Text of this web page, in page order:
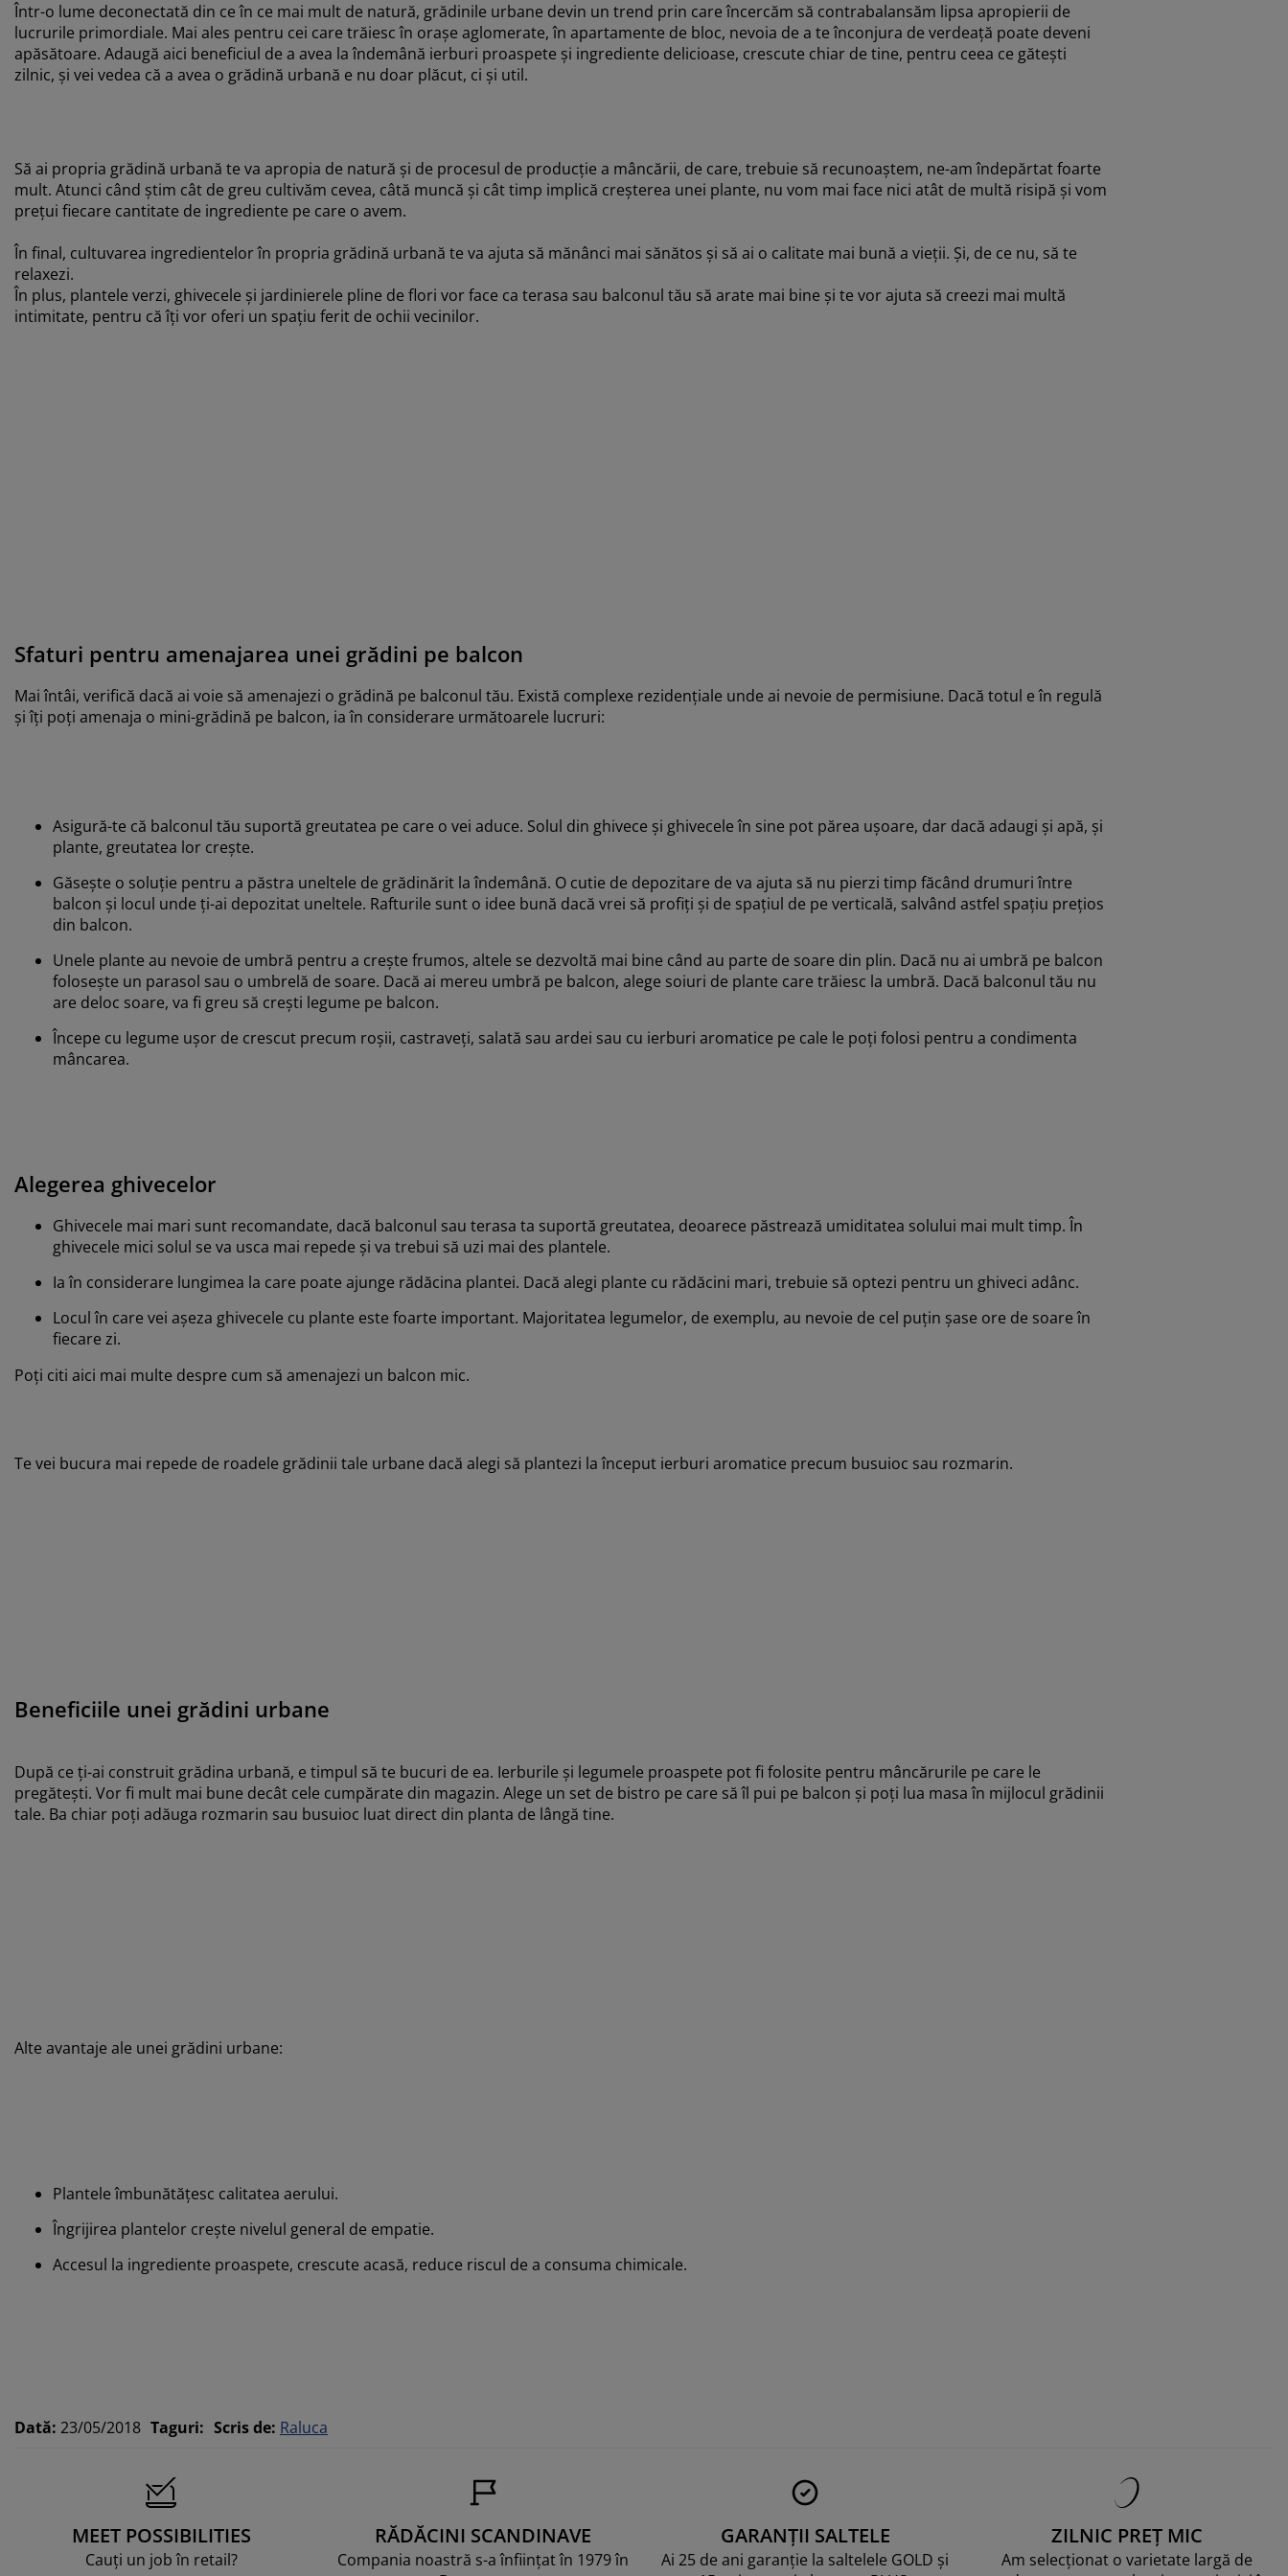
Într-o lume deconectată din ce în ce mai mult de natură, grădinile urbane devin un trend prin care încercăm să contrabalansăm lipsa apropierii de
lucrurile primordiale. Mai ales pentru cei care trăiesc în orașe aglomerate, în apartamente de bloc, nevoia de a te înconjura de verdeață poate deveni
apăsătoare. Adaugă aici beneficiul de a avea la îndemână ierburi proaspete și ingrediente delicioase, crescute chiar de tine, pentru ceea ce gătești
zilnic, și vei vedea că a avea o grădină urbană e nu doar plăcut, ci și util.
Să ai propria grădină urbană te va apropia de natură și de procesul de producție a mâncării, de care, trebuie să recunoaștem, ne-am îndepărtat foarte
mult. Atunci când știm cât de greu cultivăm cevea, câtă muncă și cât timp implică creșterea unei plante, nu vom mai face nici atât de multă risipă și vom
prețui fiecare cantitate de ingrediente pe care o avem.
În final, cultuvarea ingredientelor în propria grădină urbană te va ajuta să mănânci mai sănătos și să ai o calitate mai bună a vieții. Și, de ce nu, să te
relaxezi.
În plus, plantele verzi, ghivecele și jardinierele pline de flori vor face ca terasa sau balconul tău să arate mai bine și te vor ajuta să creezi mai multă
intimitate, pentru că îți vor oferi un spațiu ferit de ochii vecinilor.
Sfaturi pentru amenajarea unei grădini pe balcon
Mai întâi, verifică dacă ai voie să amenajezi o grădină pe balconul tău. Există complexe rezidențiale unde ai nevoie de permisiune. Dacă totul e în regulă
și îți poți amenaja o mini-grădină pe balcon, ia în considerare următoarele lucruri:
Asigură-te că balconul tău suportă greutatea pe care o vei aduce. Solul din ghivece și ghivecele în sine pot părea ușoare, dar dacă adaugi și apă, și
plante, greutatea lor crește.
Găsește o soluție pentru a păstra uneltele de grădinărit la îndemână. O cutie de depozitare de va ajuta să nu pierzi timp făcând drumuri între
balcon și locul unde ți-ai depozitat uneltele. Rafturile sunt o idee bună dacă vrei să profiți și de spațiul de pe verticală, salvând astfel spațiu prețios
din balcon.
Unele plante au nevoie de umbră pentru a crește frumos, altele se dezvoltă mai bine când au parte de soare din plin. Dacă nu ai umbră pe balcon
folosește un parasol sau o umbrelă de soare. Dacă ai mereu umbră pe balcon, alege soiuri de plante care trăiesc la umbră. Dacă balconul tău nu
are deloc soare, va fi greu să crești legume pe balcon.
Începe cu legume ușor de crescut precum roșii, castraveți, salată sau ardei sau cu ierburi aromatice pe cale le poți folosi pentru a condimenta
mâncarea.
Alegerea ghivecelor
Ghivecele mai mari sunt recomandate, dacă balconul sau terasa ta suportă greutatea, deoarece păstrează umiditatea solului mai mult timp. În
ghivecele mici solul se va usca mai repede și va trebui să uzi mai des plantele.
Ia în considerare lungimea la care poate ajunge rădăcina plantei. Dacă alegi plante cu rădăcini mari, trebuie să optezi pentru un ghiveci adânc.
Locul în care vei așeza ghivecele cu plante este foarte important. Majoritatea legumelor, de exemplu, au nevoie de cel puțin șase ore de soare în
fiecare zi.
Poți citi aici mai multe despre cum să amenajezi un balcon mic.
Te vei bucura mai repede de roadele grădinii tale urbane dacă alegi să plantezi la început ierburi aromatice precum busuioc sau rozmarin.
Beneficiile unei grădini urbane
După ce ți-ai construit grădina urbană, e timpul să te bucuri de ea. Ierburile și legumele proaspete pot fi folosite pentru mâncărurile pe care le
pregătești. Vor fi mult mai bune decât cele cumpărate din magazin. Alege un set de bistro pe care să îl pui pe balcon și poți lua masa în mijlocul grădinii
tale. Ba chiar poți adăuga rozmarin sau busuioc luat direct din planta de lângă tine.
Alte avantaje ale unei grădini urbane:
Plantele îmbunătățesc calitatea aerului.
Îngrijirea plantelor crește nivelul general de empatie.
Accesul la ingrediente proaspete, crescute acasă, reduce riscul de a consuma chimicale.
Dată: 23/05/2018 Taguri: Scris de: Raluca
MEET POSSIBILITIES
Cauți un job în retail?
RĂDĂCINI SCANDINAVE
Compania noastră s-a înființat în 1979 în
GARANȚII SALTELE
Ai 25 de ani garanție la saltelele GOLD și
ZILNIC PREȚ MIC
Am selecționat o varietate largă de